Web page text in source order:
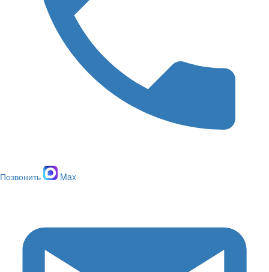
Позвонить Max